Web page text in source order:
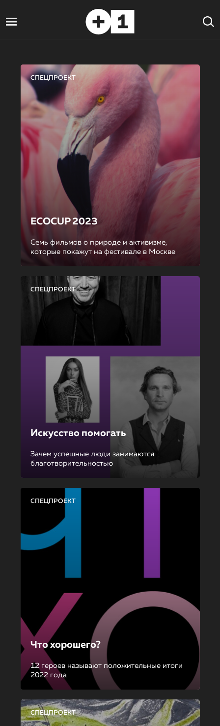
СПЕЦПРОЕКТ
ECOCUP 2023
Семь фильмов о природе и активизме,
которые покажут на фестивале в Москве
СПЕЦПРОЕКТ
Искусство помогать
Зачем успешные люди занимаются
благотворительностью
СПЕЦПРОЕКТ
Что хорошего?
12 героев называют положительные итоги
2022 года
СПЕЦПРОЕКТ